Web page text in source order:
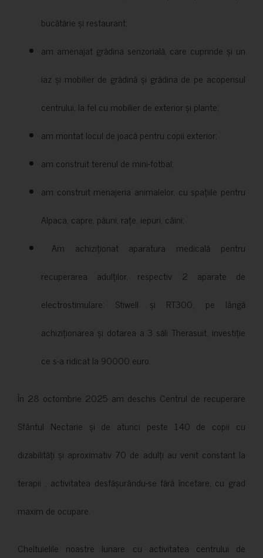
bucătărie și restaurant;
am amenajat grădina senzorială, care cuprinde și un
iaz și mobilier de grădină și grădina de pe acoperisul
centrului, la fel cu mobilier de exterior și plante;
am montat locul de joacă pentru copii exterior;
am construit terenul de mini-fotbal;
am construit menajeria animalelor, cu spațiile pentru
Alpaca, capre, păuni, rațe, iepuri, câini;
Am achiziționat aparatura medicală pentru
recuperarea adulților, respectiv 2 aparate de
electrostimulare: Stiwell și RT300, pe lângă
achiziționarea și dotarea a 3 săli Therasuit, investiție
ce s-a ridicat la 90000 euro.
În 28 octombrie 2025 am deschis Centrul de recuperare
Sfântul Nectarie și de atunci peste 140 de copii cu
dizabilități și aproximativ 70 de adulți au venit constant la
terapii , activitatea desfășurându-se fără încetare, cu grad
maxim de ocupare.
Cheltuielile noastre lunare cu activitatea centrului de